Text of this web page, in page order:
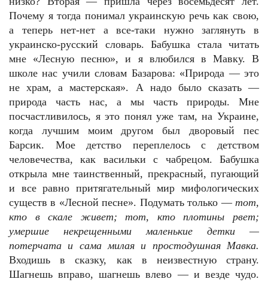
Почему я тогда понимал украинскую речь как свою,
а теперь нет-нет а все-таки нужно заглянуть в
украинско-русский словарь. Бабушка стала читать
мне «Лесную песню», и я влюбился в Мавку. В
школе нас учили словам Базарова: «Природа — это
не храм, а мастерская». А надо было сказать —
природа часть нас, а мы часть природы. Мне
посчастливилось, я это понял уже там, на Украине,
когда лучшим моим другом был дворовый пес
Барсик. Мое детство переплелось с детством
человечества, как васильки с чабрецом. Бабушка
открыла мне таинственный, прекрасный, пугающий
и все равно притягательный мир мифологических
существ в «Лесной песне». Подумать только — тот,
кто в скале живет; тот, кто плотины рвет;
умершие некрещенными маленькие детки —
потерчата и сама милая и простодушная Мавка.
Входишь в сказку, как в неизвестную страну.
Шагнешь вправо, шагнешь влево — и везде чудо.